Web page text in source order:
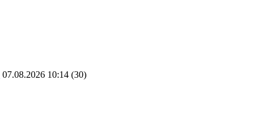
07.08.2026 10:14 (30)